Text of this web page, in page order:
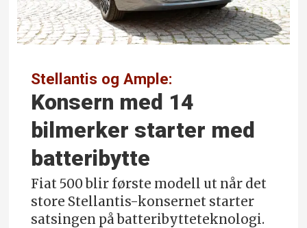
Stellantis og Ample:
Konsern med 14
bilmerker starter med
batteribytte
Fiat 500 blir første modell ut når det
store Stellantis-konsernet starter
satsingen på batteribytteteknologi.